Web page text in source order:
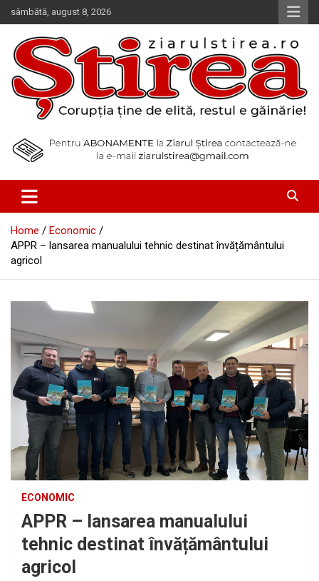
Skip
to
content
sâmbătă, august 8, 2026
Ziarul Știrea
Home
Economic
APPR – lansarea manualului tehnic destinat învățământului
agricol
ECONOMIC
APPR – lansarea manualului
tehnic destinat învățământului
agricol